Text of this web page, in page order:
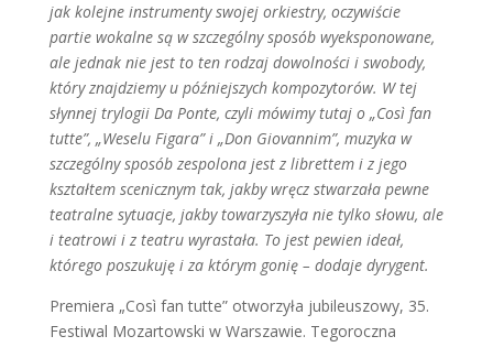
jak kolejne instrumenty swojej orkiestry, oczywiście
partie wokalne są w szczególny sposób wyeksponowane,
ale jednak nie jest to ten rodzaj dowolności i swobody,
który znajdziemy u późniejszych kompozytorów. W tej
słynnej trylogii Da Ponte, czyli mówimy tutaj o „Così fan
tutte”, „Weselu Figara” i „Don Giovannim”, muzyka w
szczególny sposób zespolona jest z librettem i z jego
kształtem scenicznym tak, jakby wręcz stwarzała pewne
teatralne sytuacje, jakby towarzyszyła nie tylko słowu, ale
i teatrowi i z teatru wyrastała. To jest pewien ideał,
którego poszukuję i za którym gonię – dodaje dyrygent.
Premiera „Così fan tutte” otworzyła jubileuszowy, 35.
Festiwal Mozartowski w Warszawie. Tegoroczna